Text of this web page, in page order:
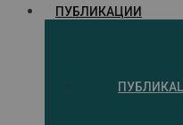
ПУБЛИКАЦИИ